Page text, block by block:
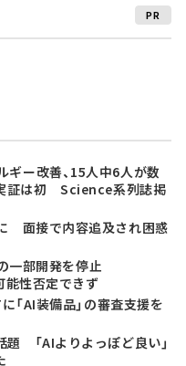
PR
ギー改善、15人中6人が数
証は初 Science系列誌掲
面接で内容追及され困惑
一部開発を停止
能性否定できず
「AI装備品」の審査支援を
「AIよりよっぽど良い」